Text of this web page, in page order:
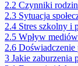
2.2 Czynniki
2.3 Sytuacja
2.4 Stres szkolny i
2.5 Wpływ
2.6 Doświadczenie
3 Jakie zaburzenia